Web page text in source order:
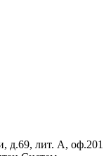
д.69, лит. А, оф.201